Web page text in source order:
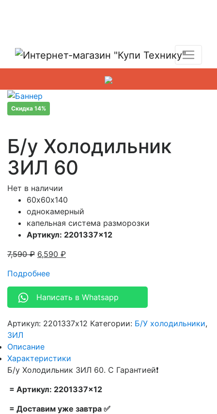
Скидка 14%
Б/у Холодильник
ЗИЛ 60
Нет в наличии
60х60х140
однокамерный
капельная система разморозки
Артикул: 2201337×12
7,590₽ 6,590 ₽
Подробнее
Написать в Whatsapp
Артикул: 2201337x12 Категории: Б/У холодильники,
ЗИЛ
Описание
Характеристики
Б/у Холодильник ЗИЛ 60. С Гарантией❗
= Артикул: 2201337×12
= Доставим уже завтра ✅